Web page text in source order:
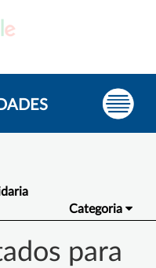
Categoria
para